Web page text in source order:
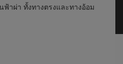
ฟ้าผ่า ทั้งทางตรงและทางอ้อม